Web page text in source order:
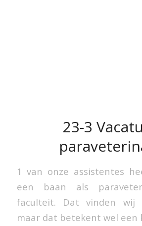
23-3
1 van onze assistentes
een baan als
faculteit. Dat vinden wij
maar dat betekent wel een